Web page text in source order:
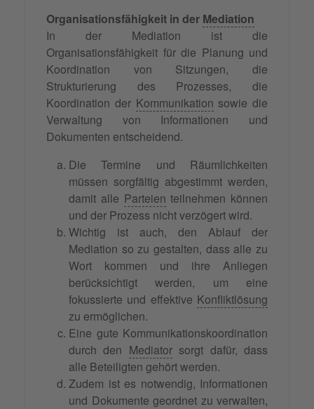
Organisationsfähigkeit in der Mediation
In der Mediation ist die
Organisationsfähigkeit für die Planung und
Koordination von Sitzungen, die
Strukturierung des Prozesses, die
Koordination der Kommunikation sowie die
Verwaltung von Informationen und
Dokumenten entscheidend.
Die Termine und Räumlichkeiten
müssen sorgfältig abgestimmt werden,
damit alle Parteien teilnehmen können
und der Prozess nicht verzögert wird.
Wichtig ist auch, den Ablauf der
Mediation so zu gestalten, dass alle zu
Wort kommen und ihre Anliegen
berücksichtigt werden, um eine
fokussierte und effektive Konfliktlösung
zu ermöglichen.
Eine gute Kommunikationskoordination
durch den Mediatorsorgt dafür, dass
alle Beteiligten gehört werden.
Zudem ist es notwendig, Informationen
und Dokumente geordnet zu verwalten,